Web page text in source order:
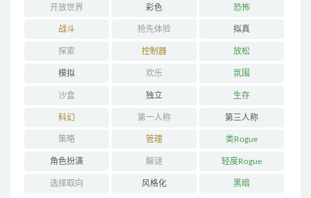
开放世界 彩色 恐怖
战斗 抢先体验 拟真
探索 控制器 放松
模拟 欢乐 氛围
沙盒 独立 生存
科幻 第一人称 第三人称
策略 管理 类Rogue
角色扮演 解谜 轻度Rogue
选择取向 风格化 黑暗